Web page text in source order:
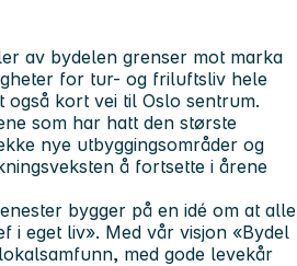
av bydelen grenser mot marka
for tur- og friluftsliv hele
også kort vei til Oslo sentrum.
som har hatt den største
nye utbyggingsområder og
å fortsette i årene
bygger på en idé om at alle
i eget liv». Med vår visjon «Bydel
med gode levekår